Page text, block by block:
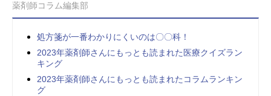
薬剤師コラム編集部
処方箋が一番わかりにくいのは〇〇科！
2023年薬剤師さんにもっとも読まれた医療クイズラン
キング
2023年薬剤師さんにもっとも読まれたコラムランキン
グ